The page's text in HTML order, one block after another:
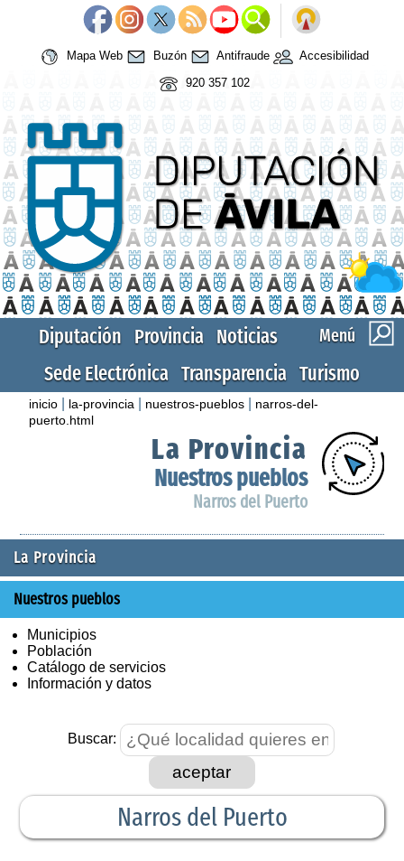
Mapa Web Buzón Antifraude
Accesibilidad
920 357 102
Menú
Diputación Provincia Noticias
Sede Electrónica Transparencia Turismo
inicio la-provincia nuestros-pueblos
narros-del-
puerto.html
La Provincia
Nuestros pueblos
Narros del Puerto
La Provincia
Nuestros pueblos
Municipios
Población
Catálogo de servicios
Información y datos
Buscar:
aceptar
Narros del Puerto